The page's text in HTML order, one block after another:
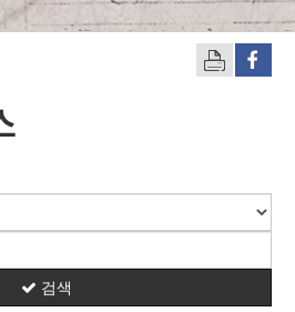
검색